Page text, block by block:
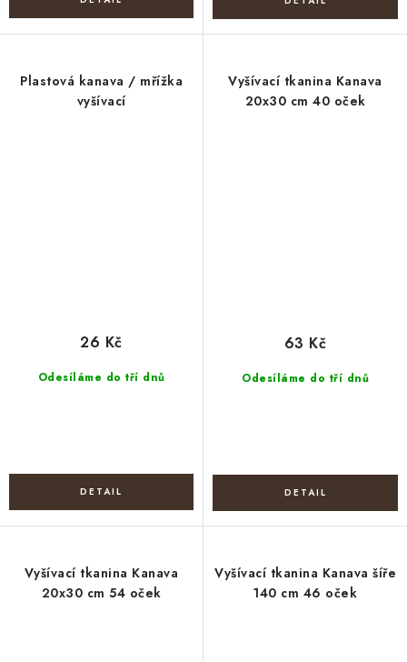
Plastová kanava / mřížka
vyšívací
Odesíláme do tří dnů
26 Kč
Vyšívací tkanina Kanava
20x30 cm 40 oček
Odesíláme do tří dnů
63 Kč
Vyšívací tkanina Kanava
20x30 cm 54 oček
Vyšívací tkanina Kanava šíře
140 cm 46 oček